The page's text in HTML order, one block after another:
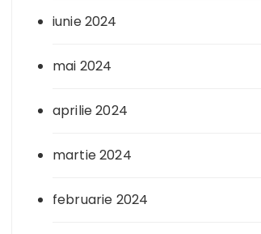
iunie 2024
mai 2024
aprilie 2024
martie 2024
februarie 2024